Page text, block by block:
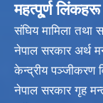
महत्पू्र्ण लिंकहरू
संघिय मामिला तथा
नेपाल सरकार अर्थ
केन्द्रीय पञ्जीकरण
नेपाल सरकार गृह